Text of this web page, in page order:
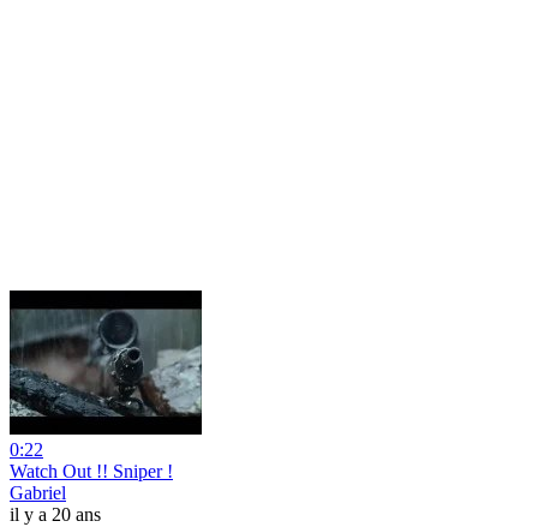
0:22
Watch Out !! Sniper !
Gabriel
il y a 20 ans